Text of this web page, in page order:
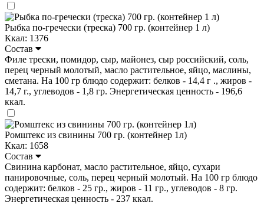
Рыбка по-гречески (треска) 700 гр. (контейнер 1 л)
Ккал: 1376
Состав
Филе трески, помидор, сыр, майонез, сыр российский, соль,
перец черный молотый, масло растительное, яйцо, маслины,
сметана. На 100 гр блюдо содержит: белков - 14,4 г ., жиров -
14,7 г., углеводов - 1,8 гр. Энергетическая ценность - 196,6
ккал.
Ромштекс из свинины 700 гр. (контейнер 1л)
Ккал: 1658
Состав
Свинина карбонат, масло растительное, яйцо, сухари
панировочные, соль, перец черный молотый. На 100 гр блюдо
содержит: белков - 25 гр., жиров - 11 гр., углеводов - 8 гр.
Энергетическая ценность - 237 ккал.